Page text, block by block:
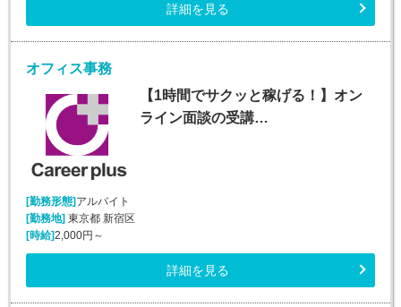
詳細を見る
オフィス事務
【1時間でサクッと稼げる！】オン
ライン面談の受講…
[勤務形態]アルバイト
[勤務地]東京都 新宿区
[時給]2,000円～
詳細を見る